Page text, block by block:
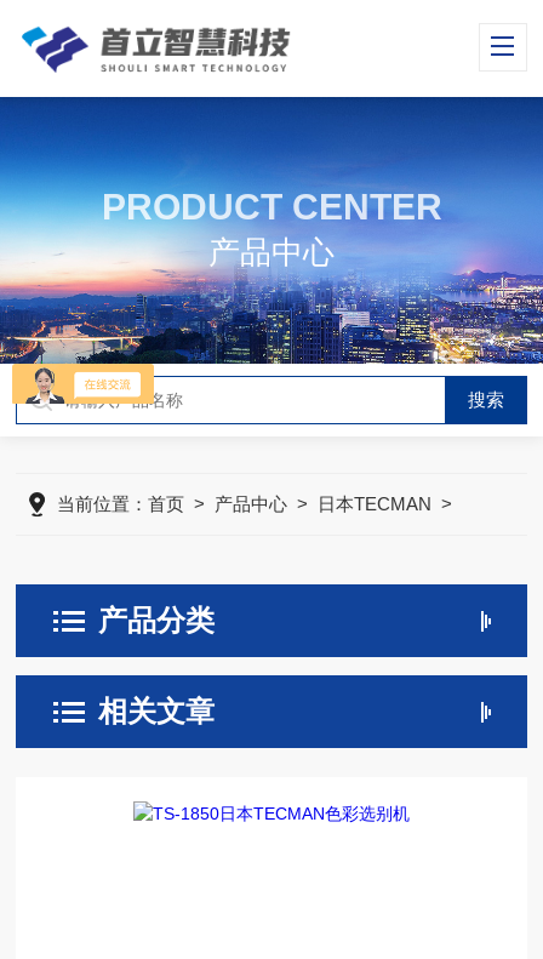
PRODUCT CENTER
产品中心
当前位置：首页 > 产品中心 > 日本TECMAN >
产品分类
相关文章